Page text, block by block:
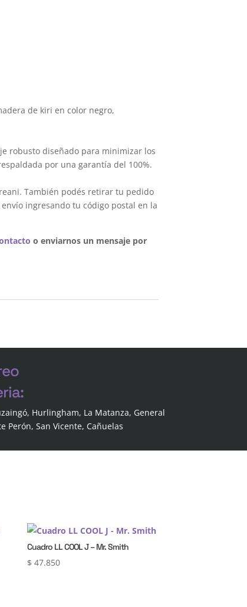
de kiri en color negro,
robusto diseñado para minimizar los
por una garantía del 100%.
También podés retirar tu pedido
ingresando tu código postal en la
o enviarnos un mensaje por
Hurlingham, La Matanza, General
Perón, San Vicente, Cañuelas
Cuadro LL COOL J – Mr. Smith
$ 47.850